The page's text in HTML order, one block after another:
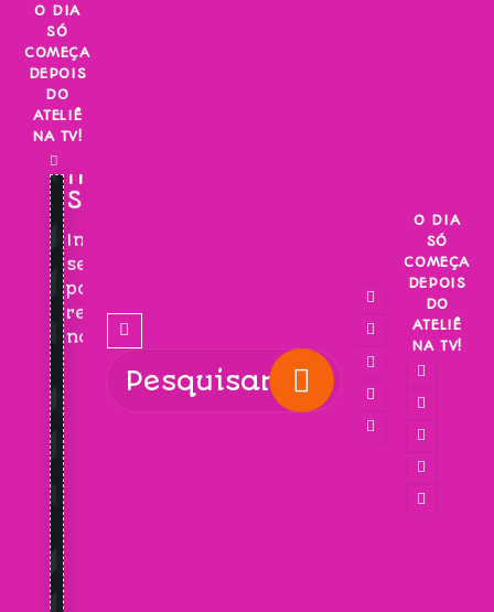
Skip
content
O DIA
SÓ
COMEÇA
DEPOIS
DO
ATELIÊ
NA TV!
INSCREVA-
SE!
Inscreva-
se
para
receber
novidades!
O DIA
SÓ
COMEÇA
DEPOIS
DO
ATELIÊ
NA TV!